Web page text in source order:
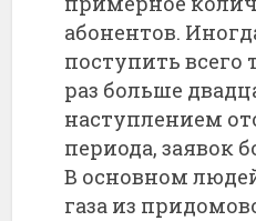
абонентов.
поступить всего
раз больше
наступлением
периода, заявок
В основном
газа из